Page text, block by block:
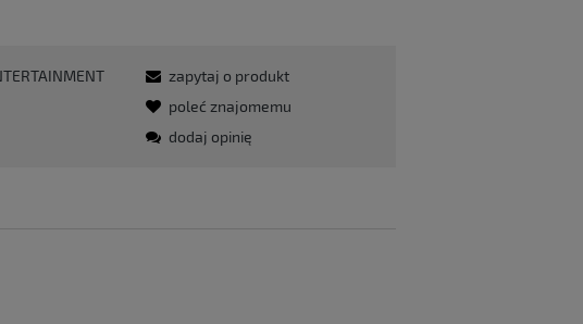
zapytaj o produkt
poleć znajomemu
dodaj opinię